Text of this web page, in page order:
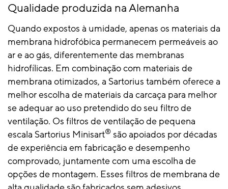
Qualidade produzida na Alemanha
Quando expostos à umidade, apenas os materiais da
membrana hidrofóbica permanecem permeáveis ​​ao
ar e ao gás, diferentemente das membranas
hidrofílicas. Em combinação com materiais de
membrana otimizados, a Sartorius também oferece a
melhor escolha de materiais da carcaça para melhor
se adequar ao uso pretendido do seu filtro de
ventilação. Os filtros de ventilação de pequena
escala Sartorius Minisart® são apoiados por décadas
de experiência em fabricação e desempenho
comprovado, juntamente com uma escolha de
opções de montagem. Esses filtros de membrana de